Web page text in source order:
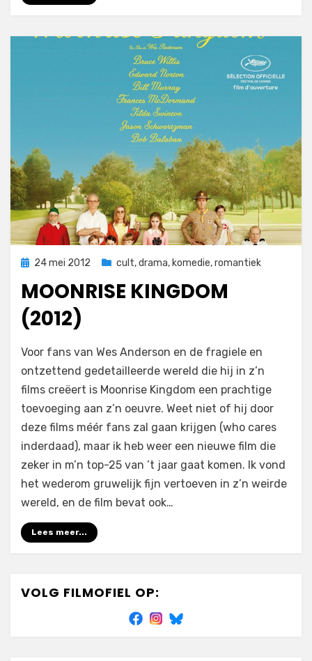
Geplaatst
24 mei 2012 cult,drama, komedie,romantiek
MOONRISE KINGDOM
(2012)
door Filmofiel.nl
1 reactie
Kingdom
(2012)
Voor fans van Wes Anderson en de fragiele en
ontzettend gedetailleerde wereld die hij in z’n
films creëert is Moonrise Kingdom een prachtige
toevoeging aan z’n oeuvre. Weet niet of hij door
deze films méér fans zal gaan krijgen (who cares
inderdaad), maar ik heb weer een nieuwe film die
zeker in m’n top-25 van ’t jaar gaat komen. Ik vond
het wederom gruwelijk fijn vertoeven in z’n weirde
wereld, en de film bevat ook…
Lees meer...
VOLG FILMOFIEL OP: